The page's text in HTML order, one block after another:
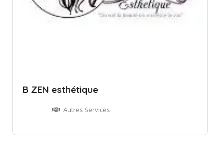
B ZEN esthétique
Autres Services